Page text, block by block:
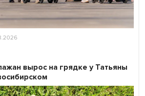
вырос на грядке у Татьяны